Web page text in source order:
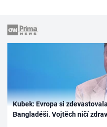
Kubek: Evropa si
Bangladéši. Vojtěch ničí